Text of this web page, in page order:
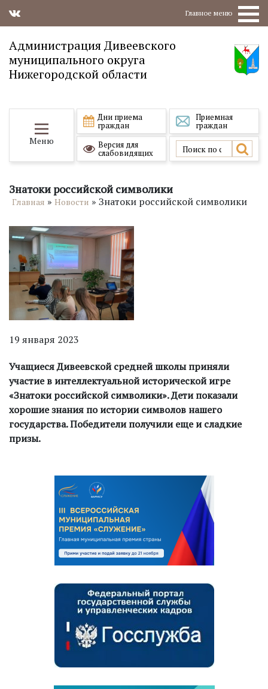
Главное меню
Администрация Дивеевского
муниципального округа
Нижегородской области
Меню
Дни приема
граждан
Приемная
граждан
Версия для
слабовидящих
Знатоки российской символики
Главная » Новости » Знатоки российской символики
19 января 2023
Учащиеся Дивеевской средней школы приняли
участие в интеллектуальной исторической игре
«Знатоки российской символики». Дети показали
хорошие знания по истории символов нашего
государства. Победители получили еще и сладкие
призы.